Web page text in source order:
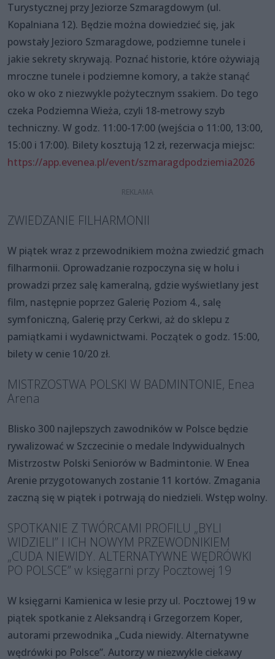
Turystycznej przy Jeziorze Szmaragdowym (ul.
Kopalniana 12). Będzie można dowiedzieć się, jak
powstały Jezioro Szmaragdowe, podziemne tunele i
jakie sekrety skrywają. Poznać historie, które ożywiają
mroczne tunele i podziemne komory, a także stanąć
oko w oko z niezwykle pożytecznym ssakiem. Do tego
czeka Podziemna Wieża, czyli 18-metrowy szyb
techniczny. W godz. 11:00-17:00 (wejścia o 11:00, 13:00,
15:00 i 17:00). Bilety kosztują 12 zł, rezerwacja miejsc:
https://app.evenea.pl/event/szmaragdpodziemia2026
ZWIEDZANIE FILHARMONII
W piątek wraz z przewodnikiem można zwiedzić gmach
filharmonii. Oprowadzanie rozpoczyna się w holu i
prowadzi przez salę kameralną, gdzie wyświetlany jest
film, następnie poprzez Galerię Poziom 4., salę
symfoniczną, Galerię przy Cerkwi, aż do sklepu z
pamiątkami i wydawnictwami. Początek o godz. 15:00,
bilety w cenie 10/20 zł.
MISTRZOSTWA POLSKI W BADMINTONIE, Enea
Arena
Blisko 300 najlepszych zawodników w Polsce będzie
rywalizować w Szczecinie o medale Indywidualnych
Mistrzostw Polski Seniorów w Badmintonie. W Enea
Arenie przygotowanych zostanie 11 kortów. Zmagania
zaczną się w piątek i potrwają do niedzieli. Wstęp wolny.
SPOTKANIE Z TWÓRCAMI PROFILU „BYLI
WIDZIELI” I ICH NOWYM PRZEWODNIKIEM
„CUDA NIEWIDY. ALTERNATYWNE WĘDRÓWKI
PO POLSCE” w księgarni przy Pocztowej 19
W księgarni Kamienica w lesie przy ul. Pocztowej 19 w
piątek spotkanie z Aleksandrą i Grzegorzem Koper,
autorami przewodnika „Cuda niewidy. Alternatywne
wędrówki po Polsce”. Autorzy w niezwykle ciekawy